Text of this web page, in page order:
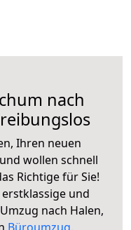
nach
Ihren neuen
wollen schnell
Richtige für Sie!
und
nach Halen,